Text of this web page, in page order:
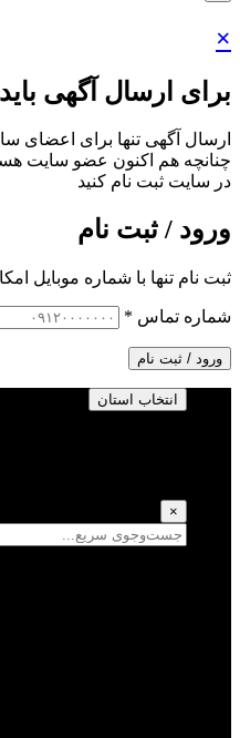
×
برای ارسال آگهی
ارسال آگهی تنها برای اعضای
چنانچه هم‌ اکنون عضو سایت
در سایت ثبت نام کنید
ورود / ثبت نام
ثبت نام تنها با شماره موبایل
شماره تماس *
ورود / ثبت نام
انتخاب استان
×